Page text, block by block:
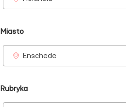
Miasto
Enschede
Rubryka